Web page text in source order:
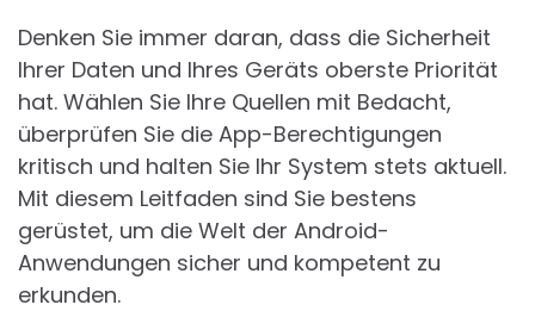
Denken Sie immer daran, dass die Sicherheit
Ihrer Daten und Ihres Geräts oberste Priorität
hat. Wählen Sie Ihre Quellen mit Bedacht,
überprüfen Sie die App-Berechtigungen
kritisch und halten Sie Ihr System stets aktuell.
Mit diesem Leitfaden sind Sie bestens
gerüstet, um die Welt der Android-
Anwendungen sicher und kompetent zu
erkunden.